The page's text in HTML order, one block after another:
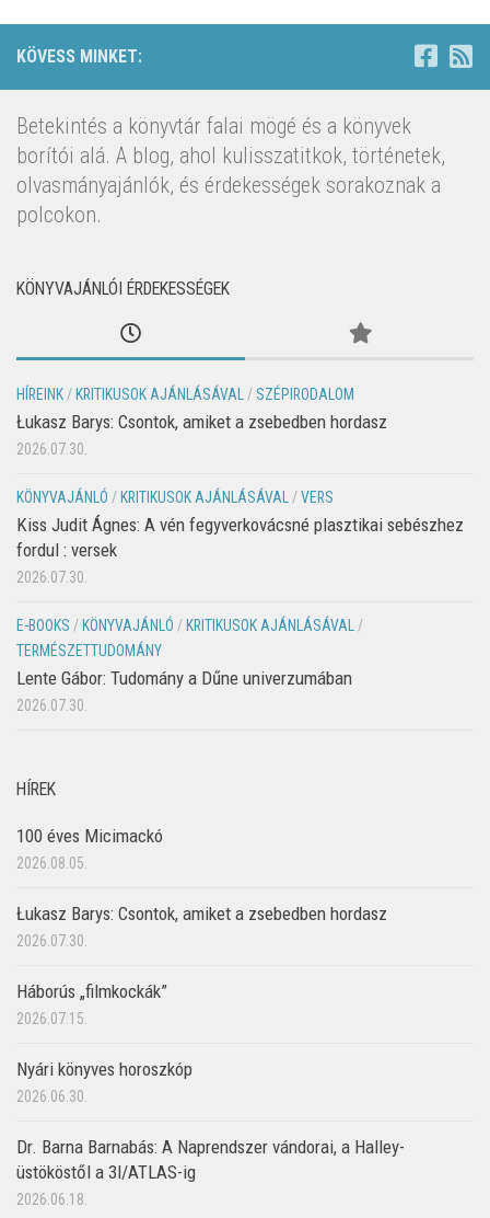
KÖVESS MINKET:
Betekintés a könyvtár falai mögé és a könyvek
borítói alá. A blog, ahol kulisszatitkok, történetek,
olvasmányajánlók, és érdekességek sorakoznak a
polcokon.
KÖNYVAJÁNLÓI ÉRDEKESSÉGEK
HÍREINK / KRITIKUSOK AJÁNLÁSÁVAL / SZÉPIRODALOM
Łukasz Barys: Csontok, amiket a zsebedben hordasz
2026.07.30.
KÖNYVAJÁNLÓ / KRITIKUSOK AJÁNLÁSÁVAL /VERS
Kiss Judit Ágnes: A vén fegyverkovácsné plasztikai sebészhez
fordul : versek
2026.07.30.
E-BOOKS / KÖNYVAJÁNLÓ / KRITIKUSOK AJÁNLÁSÁVAL
/
TERMÉSZETTUDOMÁNY
Lente Gábor: Tudomány a Dűne univerzumában
2026.07.30.
HÍREK
100 éves Micimackó
2026.08.05.
Łukasz Barys: Csontok, amiket a zsebedben hordasz
2026.07.30.
Háborús „filmkockák”
2026.07.15.
Nyári könyves horoszkóp
2026.06.30.
Dr. Barna Barnabás: A Naprendszer vándorai, a Halley-
üstököstől a 3I/ATLAS-ig
2026.06.18.